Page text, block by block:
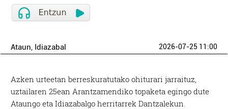
Ataun, Idiazabal 2026-07-25 11:00
Azken urteetan berreskuratutako ohiturari jarraituz,
uztailaren 25ean Arantzamendiko topaketa egingo dute
Ataungo eta Idiazabalgo herritarrek Dantzalekun.